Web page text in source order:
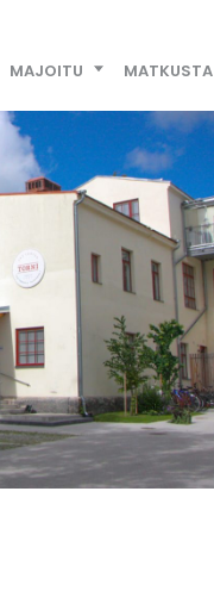
MAJOITU MATKUSTA